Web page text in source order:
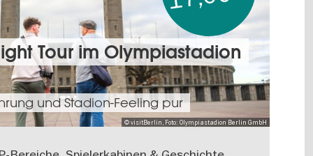
© visitBerlin, Foto: Olympiastadion Berlin GmbH
Tour im Olympiastadion
und Stadion-Feeling pur